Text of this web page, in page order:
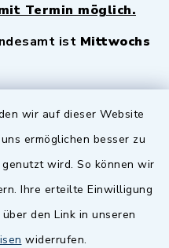
wir auf dieser Website
ermöglichen besser zu
wird. So können wir
Ihre erteilte Einwilligung
den Link in unseren
widerrufen.
Termin möglich.
ist Mittwochs